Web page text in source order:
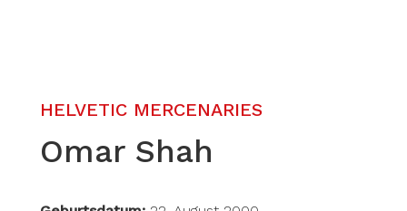
HELVETIC MERCENARIES
Omar Shah